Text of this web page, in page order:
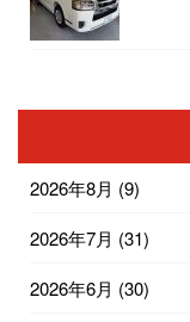
2026年8月 (9)
2026年7月 (31)
2026年6月 (30)